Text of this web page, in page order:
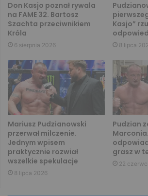
Don Kasjo poznał rywala
na FAME 32. Bartosz
Szachta przeciwnikiem
Króla
6 sierpnia 2026
Kasjo”
8 lipca
Mariusz Pudzianowski
przerwał milczenie.
Jednym wpisem
praktycznie rozwiał
wszelkie spekulacje
8 lipca 2026
Pudzian
grasz w
22